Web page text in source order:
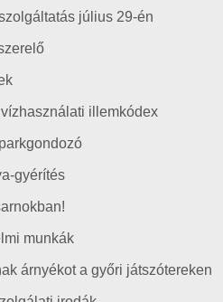
július 29-én
illemkódex
gyérítés
munkák
árnyékot a győri játszótereken